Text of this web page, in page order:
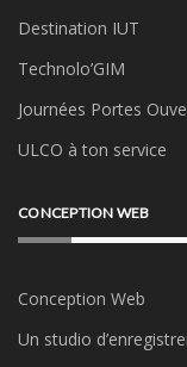
Destination IUT
Technolo’GIM
Journées Portes
ULCO à ton service
CONCEPTION WEB
Conception Web
Un studio